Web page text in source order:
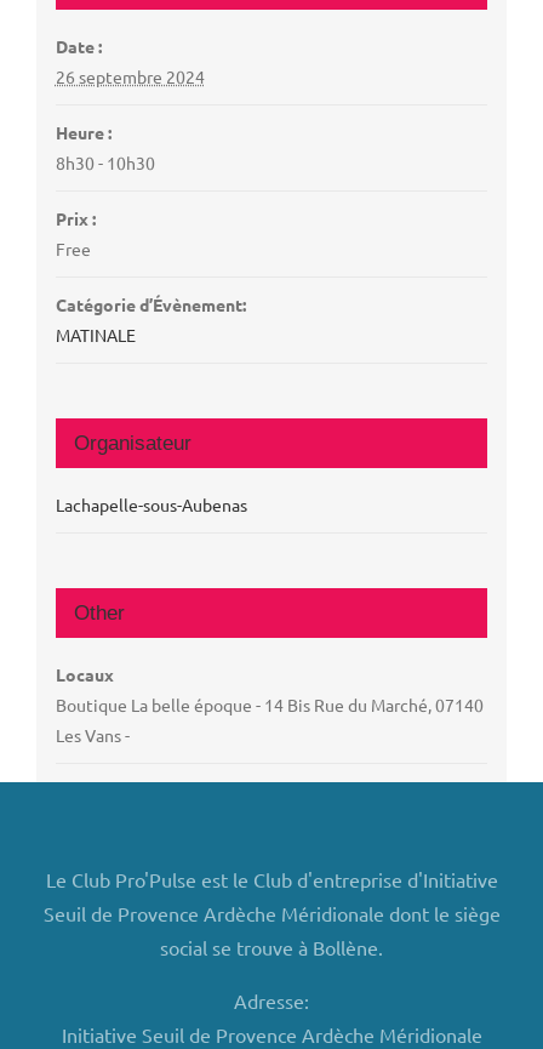
Date :
26 septembre 2024
Heure :
8h30 - 10h30
Prix :
Free
Catégorie d’Évènement:
MATINALE
Organisateur
Lachapelle-sous-Aubenas
Other
Locaux
Boutique La belle époque - 14 Bis Rue du Marché, 07140
Les Vans -
Le Club Pro'Pulse est le Club d'entreprise d'Initiative
Seuil de Provence Ardèche Méridionale dont le siège
social se trouve à Bollène.
Adresse:
Initiative Seuil de Provence Ardèche Méridionale